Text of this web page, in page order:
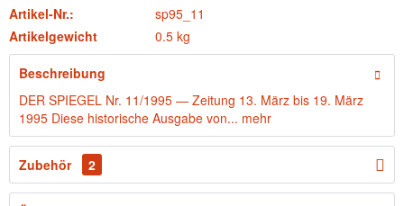
Artikel-Nr.:
sp95_11
Artikelgewicht
0.5 kg
Beschreibung
DER SPIEGEL Nr. 11/1995 — Zeitung 13. März bis 19. März
1995 Diese historische Ausgabe von... mehr
Zubehör 2